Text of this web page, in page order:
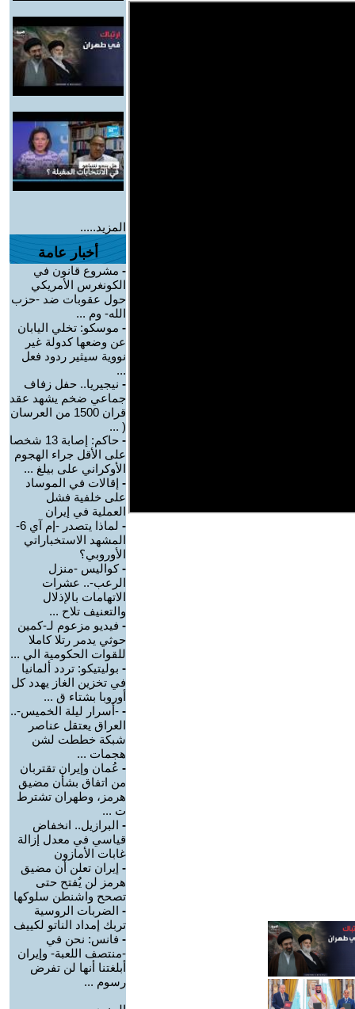
المزيد.....
أخبار عامة
- مشروع قانون في
الكونغرس الأمريكي
حول عقوبات ضد -حزب
الله- وم ...
- موسكو: تخلي اليابان
عن وضعها كدولة غير
نووية سيثير ردود فعل
...
- نيجيريا.. حفل زفاف
جماعي ضخم يشهد عقد
قران 1500 من العرسان
( ...
-
حاكم: إصابة 13 شخصا
على الأقل جراء الهجوم
الأوكراني على بيلغ ...
- إقالات في الموساد
على خلفية فشل
العملية في إيران
-
لماذا يتصدر -إم آي 6-
المشهد الاستخباراتي
الأوروبي؟
-كواليس -منزل
الرعب-.. عشرات
الاتهامات بالإذلال
والتعنيف تلاح ...
- فيديو مزعوم لـ-كمين
حوثي يدمر رتلا كاملا
للقوات الحكومية الي ...
- بوليتيكو: تردد ألمانيا
في تخزين الغاز يهدد كل
أوروبا بشتاء ق ...
- -أسرار ليلة الخميس-..
العراق يعتقل عناصر
شبكة خططت لشن
هجمات ...
- عُمان وإيران تقتربان
من اتفاق بشأن مضيق
هرمز، وطهران تشترط
ت ...
- البرازيل.. انخفاض
قياسي في معدل إزالة
غابات الأمازون
- إيران تعلن أن مضيق
هرمز لن يٌفتح حتى
تصحح واشنطن سلوكها
- الضربات الروسية
تربك إمداد الناتو لكييف
- فانس: نحن في
-منتصف اللعبة- وإيران
أبلغتنا أنها لن تفرض
رسوم ...